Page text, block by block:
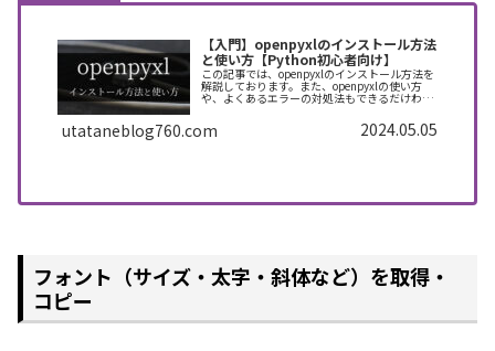
【入門】openpyxlのインストール方法
と使い方【Python初心者向け】
この記事では、openpyxlのインストール方法を
解説しております。また、openpyxlの使い方
や、よくあるエラーの対処法もできるだけわか
utataneblog760.com 2024.05.05
フォント（サイズ・太字・斜体など）を取得・
コピー